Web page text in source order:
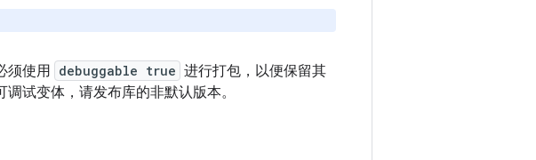
须使用 debuggable true 进行打包，以便保留其
试变体，请发布库的非默认版本。